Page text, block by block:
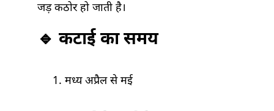
जड़ कठोर हो जाती है।
🔹 कटाई का समय
मध्य अप्रैल से मई